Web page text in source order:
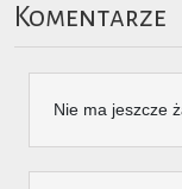
Komentarze
Nie ma jeszcze